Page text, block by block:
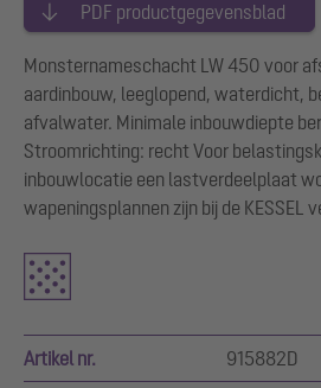
PDF productgegevensblad
Monsternameschacht LW 450 voor
aardinbouw, leeglopend, waterdicht,
afvalwater. Minimale inbouwdiepte
Stroomrichting: recht Voor
inbouwlocatie een lastverdeelplaat
wapeningsplannen zijn bij de KESSEL
Artikel nr. 915882D